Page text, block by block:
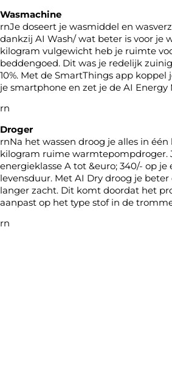
Wasmachine
rnJe doseert je wasmiddel en
dankzij AI Wash/ wat beter is voor je
kilogram vulgewicht heb je ruimte
beddengoed. Dit was je redelijk
10%. Met de SmartThings app koppel
je smartphone en zet je de AI Energy
rn
Droger
rnNa het wassen droog je alles in
kilogram ruime warmtepompdroger.
energieklasse A tot &euro; 340/- op
levensduur. Met AI Dry droog je
langer zacht. Dit komt doordat het
aanpast op het type stof in de
rn